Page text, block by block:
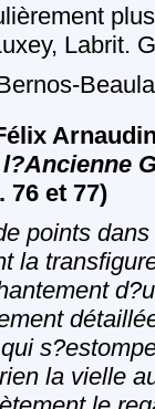
Labrit.
76 et 77)
points
la
la vielle